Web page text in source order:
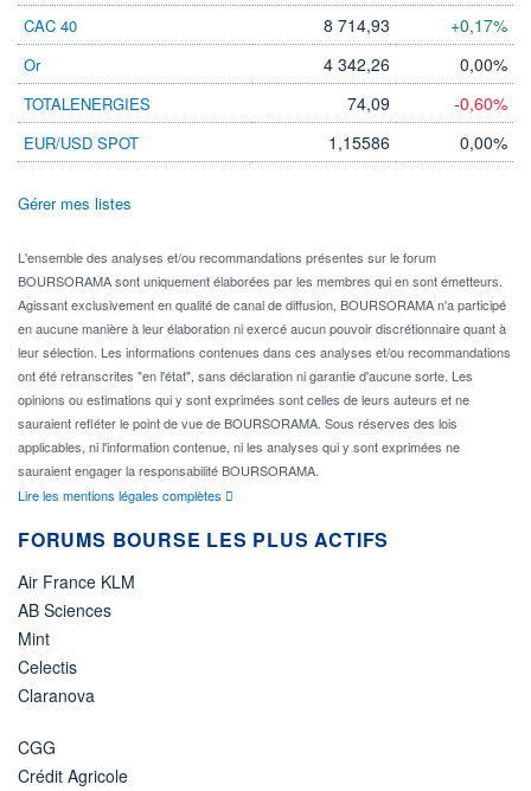
CAC 40 8 714,93 +0,17%
Or 4 342,26 0,00%
TOTALENERGIES 74,09 -0,60%
EUR/USD SPOT 1,15586 0,00%
Gérer mes listes
L'ensemble des analyses et/ou recommandations présentes sur le forum
BOURSORAMA sont uniquement élaborées par les membres qui en sont émetteurs.
Agissant exclusivement en qualité de canal de diffusion, BOURSORAMA n'a participé
en aucune manière à leur élaboration ni exercé aucun pouvoir discrétionnaire quant à
leur sélection. Les informations contenues dans ces analyses et/ou recommandations
ont été retranscrites "en l'état", sans déclaration ni garantie d'aucune sorte. Les
opinions ou estimations qui y sont exprimées sont celles de leurs auteurs et ne
sauraient refléter le point de vue de BOURSORAMA. Sous réserves des lois
applicables, ni l'information contenue, ni les analyses qui y sont exprimées ne
sauraient engager la responsabilité BOURSORAMA.
Lire les mentions légales complètes
FORUMS BOURSE LES PLUS ACTIFS
Air France KLM
AB Sciences
Mint
Celectis
Claranova
CGG
Crédit Agricole